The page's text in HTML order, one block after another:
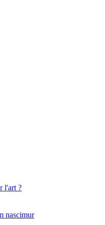
l'art ?
nascimur